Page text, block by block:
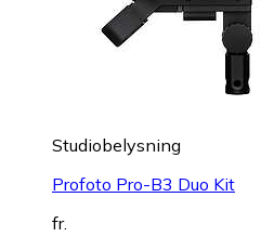
Studiobelysning
Profoto Pro-B3 Duo Kit
fr.